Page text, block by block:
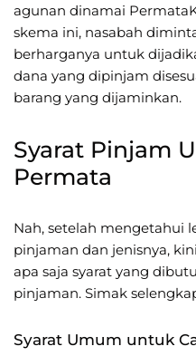
agunan dinamai
skema ini, nasabah
berharganya untuk
dana yang dipinjam
barang yang dijaminkan.
Syarat Pinjam
Permata
Nah, setelah mengetahui
pinjaman dan jenisnya,
apa saja syarat yang
pinjaman. Simak
Syarat Umum untuk